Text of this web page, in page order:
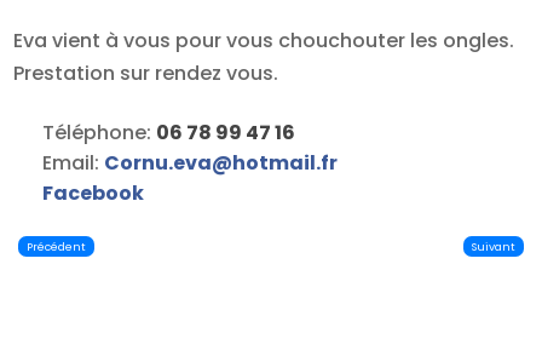
Eva vient à vous pour vous chouchouter les ongles.
Prestation sur rendez vous.
Téléphone: 06 78 99 47 16
Email: Cornu.eva@hotmail.fr
Facebook
Précédent Suivant